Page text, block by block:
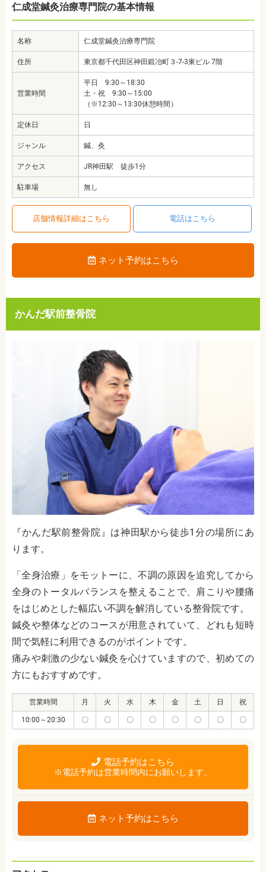
仁成堂鍼灸治療専門院の基本情報
名称 仁成堂鍼灸治療専門院
住所 東京都千代田区神田鍛冶町３-7-3東ビル 7階
営業時間
平日 9:30～18:30
土・祝 9:30～15:00
（※12:30～13:30休憩時間）
定休日 日
ジャンル 鍼、灸
アクセス JR神田駅 徒歩1分
駐車場 無し
店舗情報詳細はこちら 電話はこちら
ネット予約はこちら
かんだ駅前整骨院
『かんだ駅前整骨院』は神田駅から徒歩1分の場所にあ
ります。
「全身治療」をモットーに、不調の原因を追究してから
全身のトータルバランスを整えることで、肩こりや腰痛
をはじめとした幅広い不調を解消している整骨院です。
鍼灸や整体などのコースが用意されていて、どれも短時
間で気軽に利用できるのがポイントです。
痛みや刺激の少ない鍼灸を心けていますので、初めての
方にもおすすめです。
営業時間 月 火 水 木 金 土 日 祝
10:00～20:30 〇 〇 〇 〇 〇 〇 〇 〇
電話予約はこちら
※電話予約は営業時間内にお願いします。
ネット予約はこちら